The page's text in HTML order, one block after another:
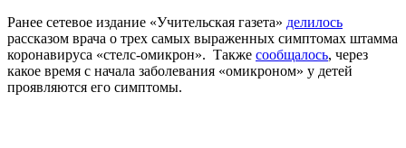
Ранее сетевое издание «Учительская газета» делилось
рассказом врача о трех самых выраженных симптомах штамма
коронавируса «стелс-омикрон». Также сообщалось, через
какое время с начала заболевания «омикроном» у детей
проявляются его симптомы.